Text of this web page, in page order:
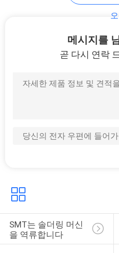
PCB 팔레
오
메시지를
곧 다시 연락
SMT는 솔더링 머신
을 역류합니다